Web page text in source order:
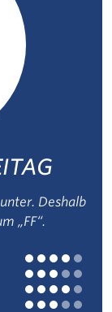
Deshalb
„FF“.